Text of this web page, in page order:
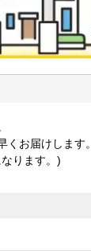
お届けします。
ります。)